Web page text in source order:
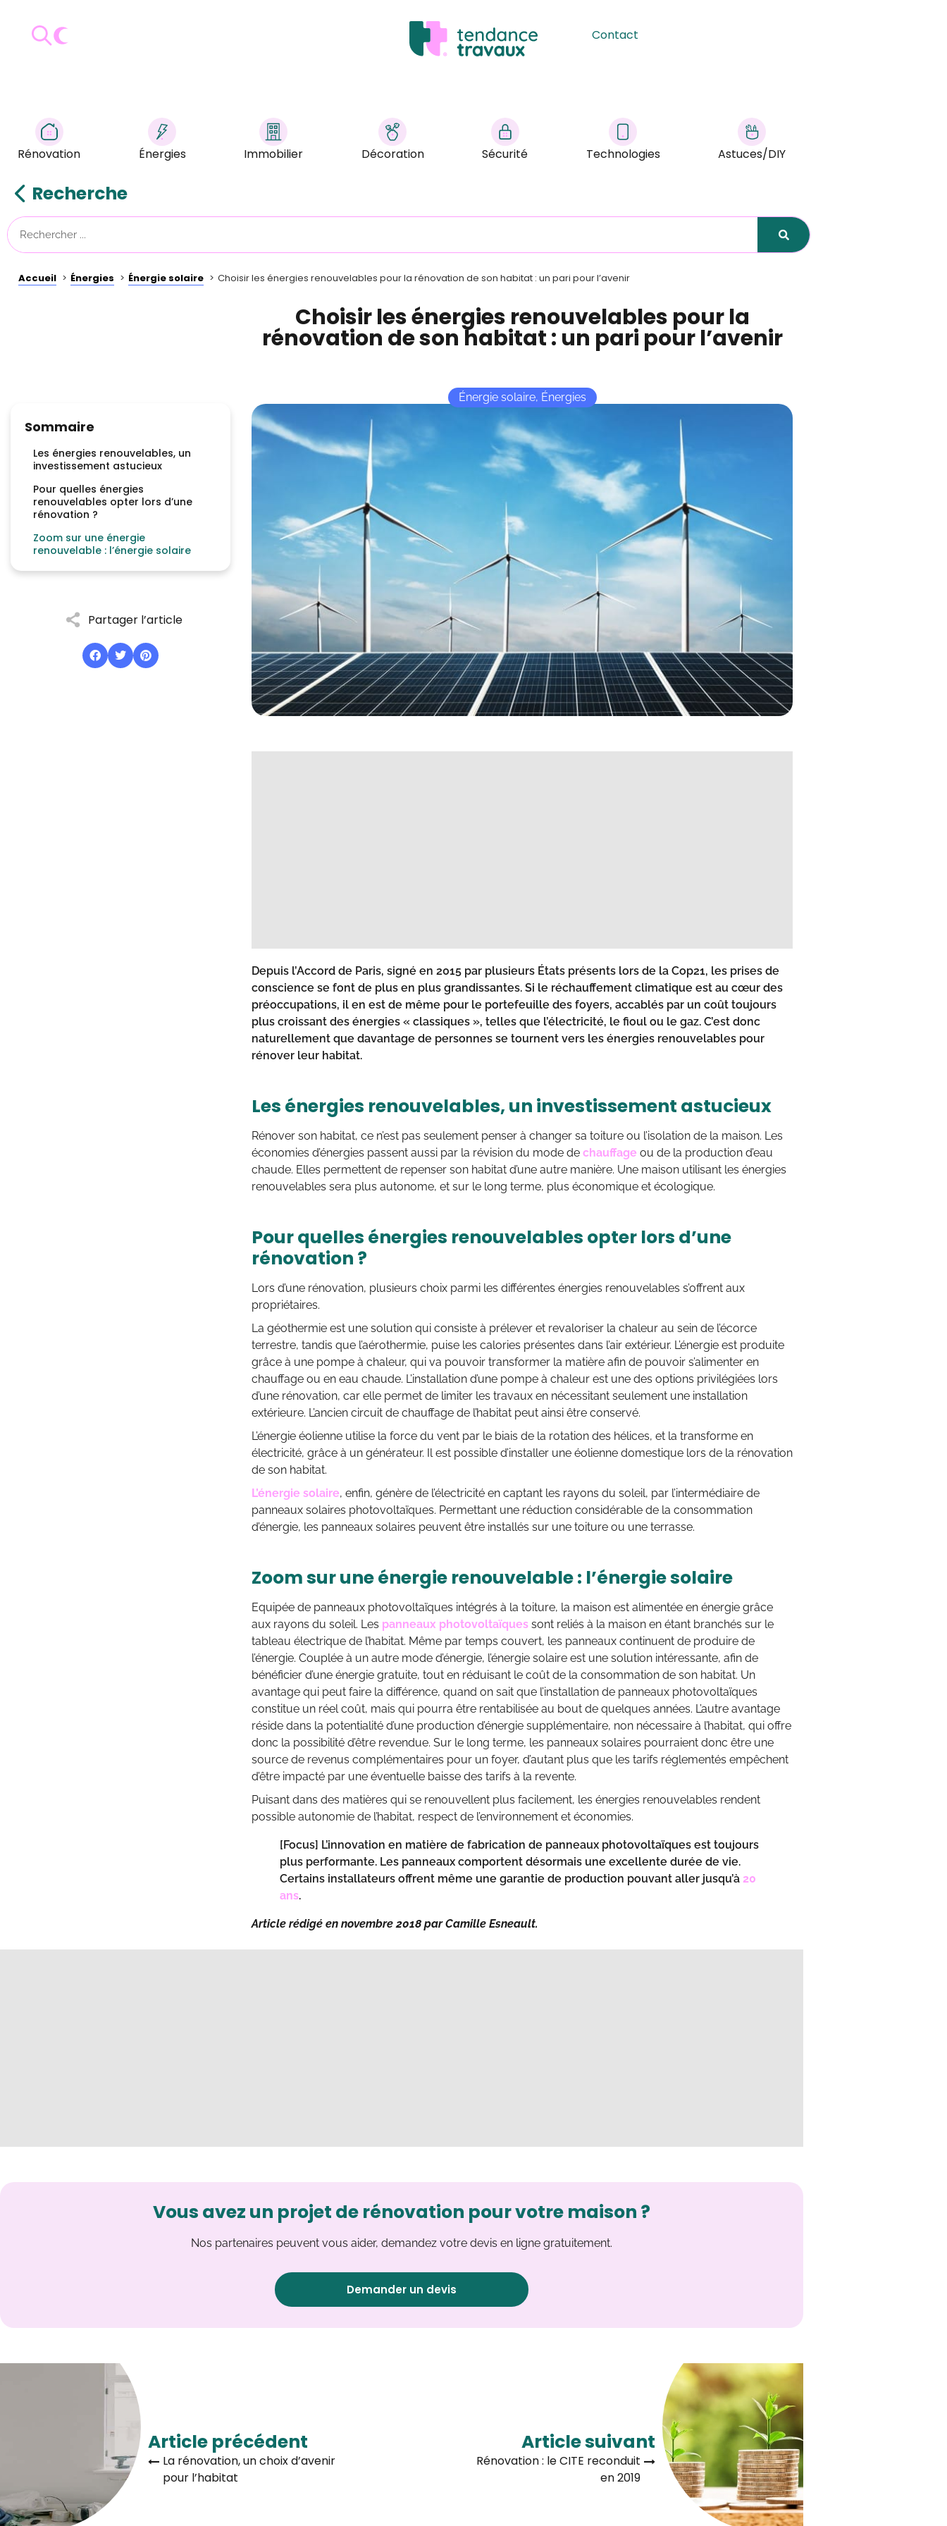
Contact
Rénovation Énergies Immobilier Décoration Sécurité Technologies Astuces/DIY
Recherche
Accueil Énergies Énergie solaire Choisir les énergies renouvelables pour la rénovation de son habitat : un pari pour l’avenir
Sommaire
Les énergies renouvelables, un
investissement astucieux
Pour quelles énergies
renouvelables opter lors d’une
rénovation ?
Zoom sur une énergie
renouvelable : l’énergie solaire
Partager l’article
Choisir les énergies renouvelables pour la
rénovation de son habitat : un pari pour l’avenir
Énergie solaire, Énergies
Depuis l’Accord de Paris, signé en 2015 par plusieurs États présents lors de la Cop21, les prises de
conscience se font de plus en plus grandissantes. Si le réchauffement climatique est au cœur des
préoccupations, il en est de même pour le portefeuille des foyers, accablés par un coût toujours
plus croissant des énergies « classiques », telles que l’électricité, le fioul ou le gaz. C’est donc
naturellement que davantage de personnes se tournent vers les énergies renouvelables pour
rénover leur habitat.
Les énergies renouvelables, un investissement astucieux
Rénover son habitat, ce n’est pas seulement penser à changer sa toiture ou l’isolation de la maison. Les
économies d’énergies passent aussi par la révision du mode de chauffage ou de la production d’eau
chaude. Elles permettent de repenser son habitat d’une autre manière. Une maison utilisant les énergies
renouvelables sera plus autonome, et sur le long terme, plus économique et écologique.
Pour quelles énergies renouvelables opter lors d’une
rénovation ?
Lors d’une rénovation, plusieurs choix parmi les différentes énergies renouvelables s’offrent aux
propriétaires.
La géothermie est une solution qui consiste à prélever et revaloriser la chaleur au sein de l’écorce
terrestre, tandis que l’aérothermie, puise les calories présentes dans l’air extérieur. L’énergie est produite
grâce à une pompe à chaleur, qui va pouvoir transformer la matière afin de pouvoir s’alimenter en
chauffage ou en eau chaude. L’installation d’une pompe à chaleur est une des options privilégiées lors
d’une rénovation, car elle permet de limiter les travaux en nécessitant seulement une installation
extérieure. L’ancien circuit de chauffage de l’habitat peut ainsi être conservé.
L’énergie éolienne utilise la force du vent par le biais de la rotation des hélices, et la transforme en
électricité, grâce à un générateur. Il est possible d’installer une éolienne domestique lors de la rénovation
de son habitat.
L’énergie solaire, enfin, génère de l’électricité en captant les rayons du soleil, par l’intermédiaire de
panneaux solaires photovoltaïques. Permettant une réduction considérable de la consommation
d’énergie, les panneaux solaires peuvent être installés sur une toiture ou une terrasse.
Zoom sur une énergie renouvelable : l’énergie solaire
Equipée de panneaux photovoltaïques intégrés à la toiture, la maison est alimentée en énergie grâce
aux rayons du soleil. Les panneaux photovoltaïques sont reliés à la maison en étant branchés sur le
tableau électrique de l’habitat. Même par temps couvert, les panneaux continuent de produire de
l’énergie. Couplée à un autre mode d’énergie, l’énergie solaire est une solution intéressante, afin de
bénéficier d’une énergie gratuite, tout en réduisant le coût de la consommation de son habitat. Un
avantage qui peut faire la différence, quand on sait que l’installation de panneaux photovoltaïques
constitue un réel coût, mais qui pourra être rentabilisée au bout de quelques années. L’autre avantage
réside dans la potentialité d’une production d’énergie supplémentaire, non nécessaire à l’habitat, qui offre
donc la possibilité d’être revendue. Sur le long terme, les panneaux solaires pourraient donc être une
source de revenus complémentaires pour un foyer, d’autant plus que les tarifs réglementés empêchent
d’être impacté par une éventuelle baisse des tarifs à la revente.
Puisant dans des matières qui se renouvellent plus facilement, les énergies renouvelables rendent
possible autonomie de l’habitat, respect de l’environnement et économies.
[Focus] L’innovation en matière de fabrication de panneaux photovoltaïques est toujours
plus performante. Les panneaux comportent désormais une excellente durée de vie.
Certains installateurs offrent même une garantie de production pouvant aller jusqu’à 20
ans.
Article rédigé en novembre 2018 par Camille Esneault.
Vous avez un projet de rénovation pour votre maison ?
Nos partenaires peuvent vous aider, demandez votre devis en ligne gratuitement.
Demander un devis
Article précédent
La rénovation, un choix d’avenir
pour l’habitat
Article suivant
Rénovation : le CITE reconduit
en 2019